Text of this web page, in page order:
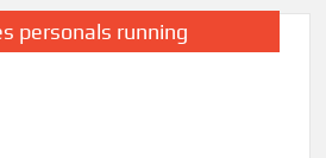
personals running